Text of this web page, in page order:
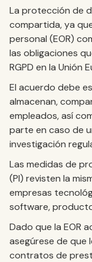
La protección de
compartida, ya
personal (EOR)
las obligaciones
RGPD en la Unión
El acuerdo debe
almacenan,
empleados, así
parte en caso de
investigación
Las medidas de
(PI) revisten la
empresas
software,
Dado que la EOR
asegúrese de
contratos de